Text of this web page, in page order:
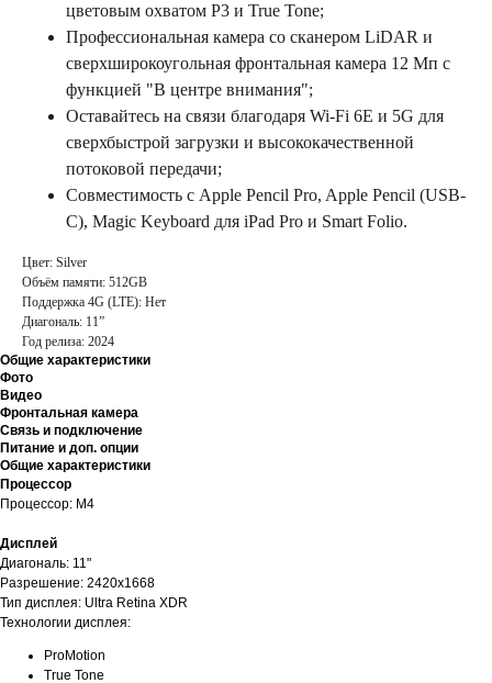
цветовым охватом P3 и True Tone;
Профессиональная камера со сканером LiDAR и
сверхширокоугольная фронтальная камера 12 Мп с
функцией "В центре внимания";
Оставайтесь на связи благодаря Wi-Fi 6E и 5G для
сверхбыстрой загрузки и высококачественной
потоковой передачи;
Совместимость с Apple Pencil Pro, Apple Pencil (USB-
C), Magic Keyboard для iPad Pro и Smart Folio.
Цвет: Silver
Объём памяти: 512GB
Поддержка 4G (LTE): Нет
Диагональ: 11”
Год релиза: 2024
Общие характеристики
Фото
Видео
Фронтальная камера
Связь и подключение
Питание и доп. опции
Общие характеристики
Процессор
Процессор: M4
Дисплей
Диагональ: 11"
Разрешение: 2420x1668
Тип дисплея: Ultra Retina XDR
Технологии дисплея:
ProMotion
True Tone